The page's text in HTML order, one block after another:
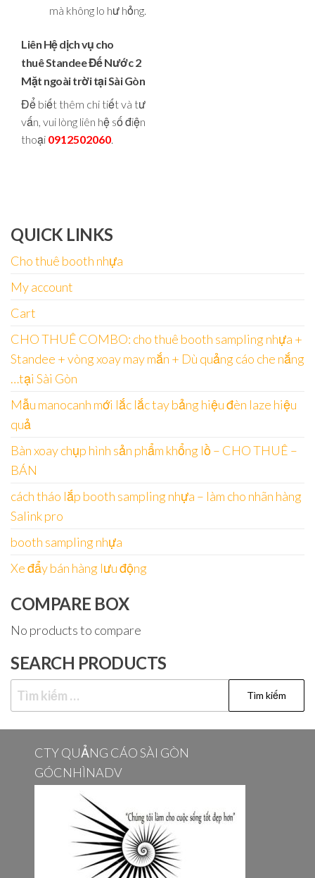
mà không lo hư hỏng.
Liên Hệ dịch vụ cho
thuê Standee Đế Nước 2
Mặt ngoài trời tại Sài Gòn
Để biết thêm chi tiết và tư
vấn, vui lòng liên hệ số điện
thoại 0912502060.
QUICK LINKS
Cho thuê booth nhựa
My account
Cart
CHO THUÊ COMBO: cho thuê booth sampling nhựa +
Standee + vòng xoay may mắn + Dù quảng cáo che nắng
…tại Sài Gòn
Mẫu manocanh mới lắc lắc tay bảng hiệu đèn laze hiệu
quả
Bàn xoay chụp hình sản phẩm khổng lồ – CHO THUÊ –
BÁN
cách tháo lắp booth sampling nhựa – làm cho nhãn hàng
Salink pro
booth sampling nhựa
Xe đẩy bán hàng lưu động
COMPARE BOX
No products to compare
SEARCH PRODUCTS
Tìm
kiếm
cho:
CTY QUẢNG CÁO SÀI GÒN
GÓCNHÌNADV